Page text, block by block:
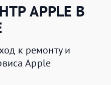
APPLE В
к ремонту и
Apple